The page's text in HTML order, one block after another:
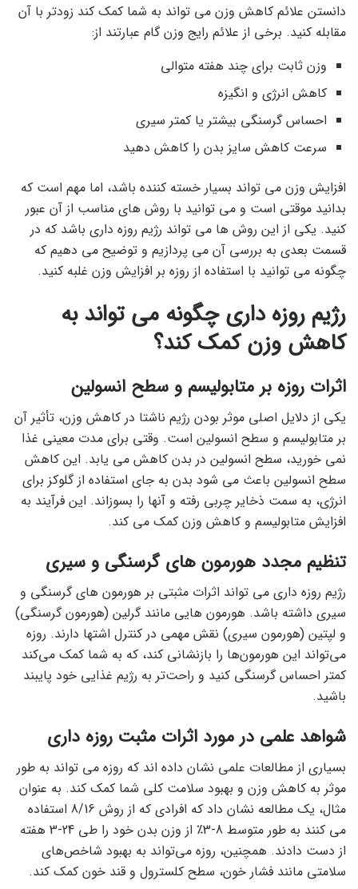
دانستن علائم کاهش وزن می تواند به شما کمک کند زودتر با آن
مقابله کنید. برخی از علائم رایج وزن گام عبارتند از:
وزن ثابت برای چند هفته متوالی
کاهش انرژی و انگیزه
احساس گرسنگی بیشتر یا کمتر سیری
سرعت کاهش سایز بدن را کاهش دهید
افزایش وزن می تواند بسیار خسته کننده باشد، اما مهم است که
بدانید موقتی است و می توانید با روش های مناسب از آن عبور
کنید. یکی از این روش ها می تواند رژیم روزه داری باشد که در
قسمت بعدی به بررسی آن می پردازیم و توضیح می دهیم که
چگونه می توانید با استفاده از روزه بر افزایش وزن غلبه کنید.
رژیم روزه داری چگونه می تواند به
کاهش وزن کمک کند؟
اثرات روزه بر متابولیسم و ​​سطح انسولین
یکی از دلایل اصلی موثر بودن رژیم ناشتا در کاهش وزن، تأثیر آن
بر متابولیسم و ​​سطح انسولین است. وقتی برای مدت معینی غذا
نمی خورید، سطح انسولین در بدن کاهش می یابد. این کاهش
سطح انسولین باعث می شود بدن به جای استفاده از گلوکز برای
انرژی، به سمت ذخایر چربی رفته و آنها را بسوزاند. این فرآیند به
افزایش متابولیسم و ​​کاهش وزن کمک می کند.
تنظیم مجدد هورمون های گرسنگی و سیری
رژیم روزه داری می تواند اثرات مثبتی بر هورمون های گرسنگی و
سیری داشته باشد. هورمون هایی مانند گرلین (هورمون گرسنگی)
و لپتین (هورمون سیری) نقش مهمی در کنترل اشتها دارند. روزه
می‌تواند این هورمون‌ها را بازنشانی کند، که به شما کمک می‌کند
کمتر احساس گرسنگی کنید و راحت‌تر به رژیم غذایی خود پایبند
باشید.
شواهد علمی در مورد اثرات مثبت روزه داری
بسیاری از مطالعات علمی نشان داده اند که روزه می تواند به طور
موثر به کاهش وزن و بهبود سلامت کلی شما کمک کند. به عنوان
مثال، یک مطالعه نشان داد که افرادی که از روش 8/16 استفاده
می کنند به طور متوسط ​​8-3٪ از وزن بدن خود را طی 24-3 هفته
از دست دادند. همچنین، روزه می‌تواند به بهبود شاخص‌های
سلامتی مانند فشار خون، سطح کلسترول و قند خون کمک کند.